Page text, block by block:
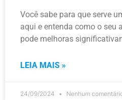
Você sabe para que serve
aqui e entenda como o seu
pode melhoras
LEIA MAIS »
24/09/2024 Nenhum